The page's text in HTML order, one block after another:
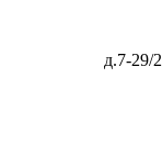
д.7-29/